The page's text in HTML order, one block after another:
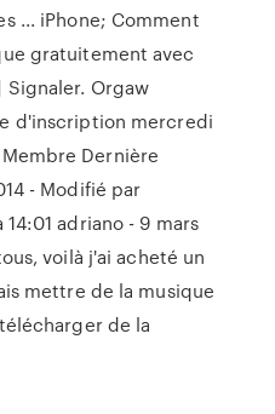
... iPhone; Comment
gratuitement avec
Signaler. Orgaw
d'inscription mercredi
Dernière
- Modifié par
adriano - 9 mars
voilà j'ai acheté un
mettre de la musique
de la